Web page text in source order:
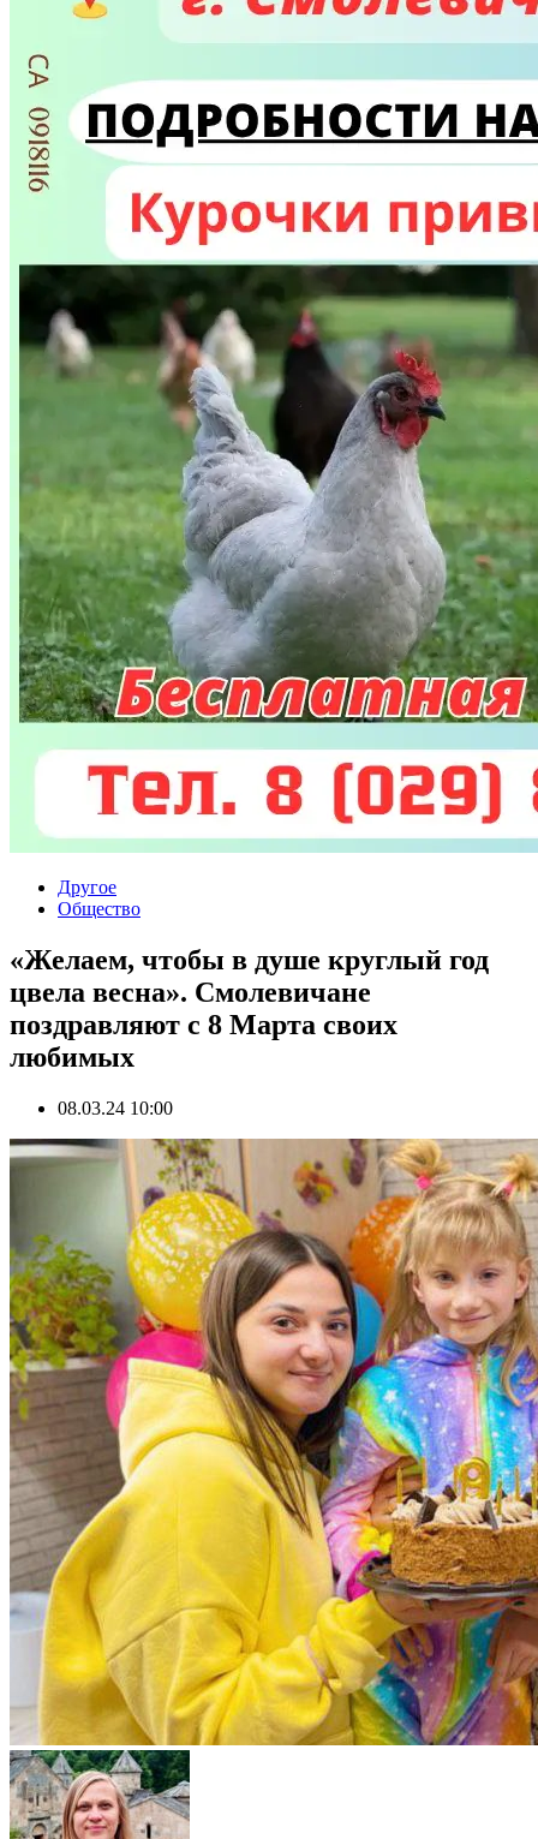
Другое
Общество
«Желаем, чтобы в душе круглый год
цвела весна». Смолевичане
поздравляют с 8 Марта своих
любимых
08.03.24 10:00